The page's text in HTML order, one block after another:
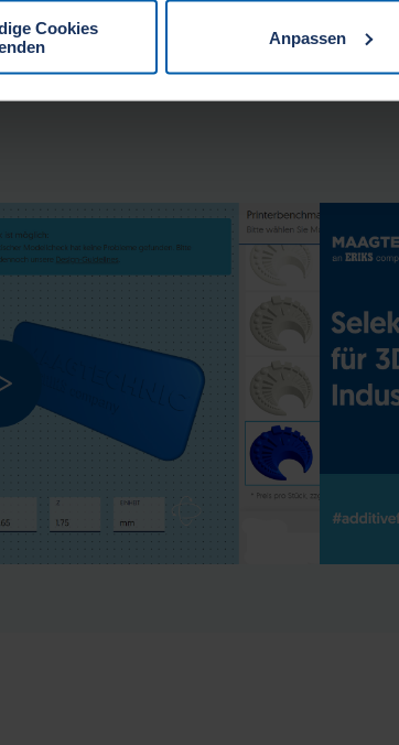
Cookies
Anpassen
Werkstoffes, damit Ihr Bauteil zu Ihrem